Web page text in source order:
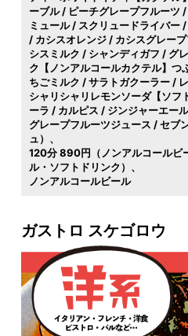
ーブル / ピーチグレープフルーツ
ミュール / スクリュードライバー
/ カシスオレンジ / カシスグレー
シスミルク / シャンディガフ / グ
ク【ノンアルコールカクテル】つ
ちごミルク / サラトガクーラー /
シャリシャリレモンソーダ【ソフ
ーラ / カルピス / ジンジャーエー
グレープフルーツジュース / セブ
ュ）
120分 890円（ノンアルコールビ
ル・ソフトドリンク）
ノンアルコールビール
ガストロ スケゴロウ